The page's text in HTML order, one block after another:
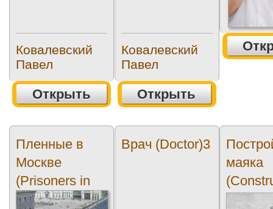
Ковалевский
Павел
Открыть
Ковалевский
Павел
Открыть
Пленные в
Москве
(Prisoners in
Moscow)
Врач (Doctor)3
маяка
of the